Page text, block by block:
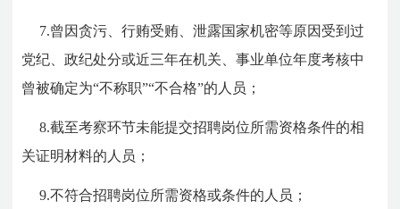
7.曾因贪污、行贿受贿、泄露国家机密等原因受到过
党纪、政纪处分或近三年在机关、事业单位年度考核中
曾被确定为“不称职”“不合格”的人员；
8.截至考察环节未能提交招聘岗位所需资格条件的相
关证明材料的人员；
9.不符合招聘岗位所需资格或条件的人员；